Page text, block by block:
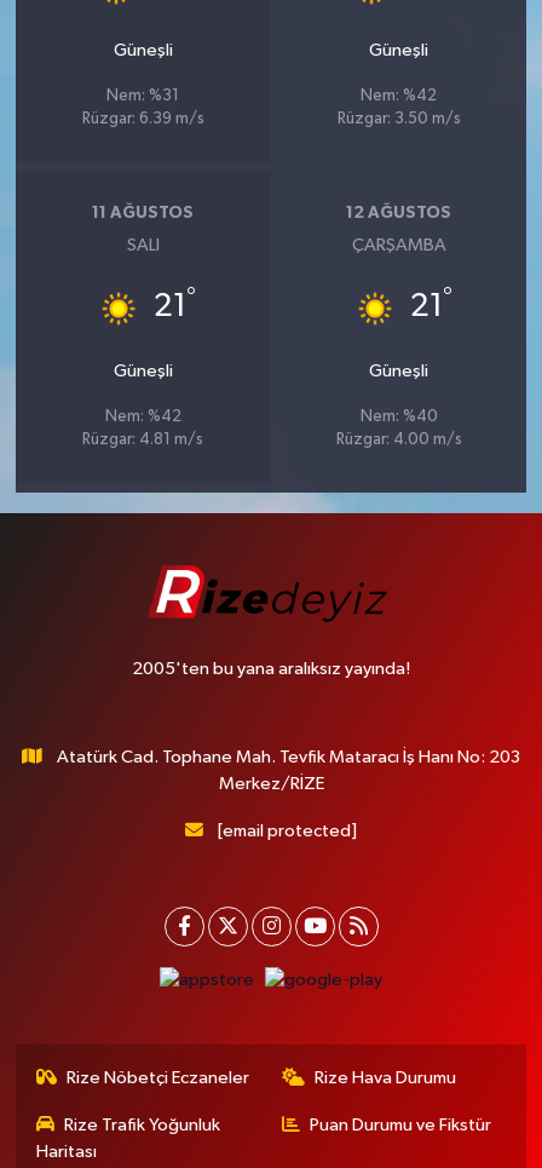
Güneşli
Nem: %31
Rüzgar: 6.39 m/s
Güneşli
Nem: %42
Rüzgar: 3.50 m/s
11 AĞUSTOS
SALI
21 °
Güneşli
Nem: %42
Rüzgar: 4.81 m/s
12 AĞUSTOS
ÇARŞAMBA
21 °
Güneşli
Nem: %40
Rüzgar: 4.00 m/s
2005'ten bu yana aralıksız yayında!
Atatürk Cad. Tophane Mah. Tevfik Mataracı İş Hanı No: 203
Merkez/RİZE
[email protected]
Rize Nöbetçi Eczaneler Rize Hava Durumu
Rize Trafik Yoğunluk
Haritası
Puan Durumu ve Fikstür